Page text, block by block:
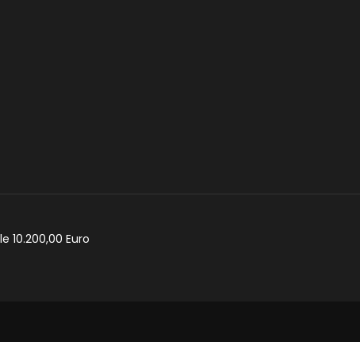
10.200,00 Euro